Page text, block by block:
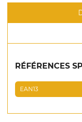
RÉFÉRENCES
EAN13